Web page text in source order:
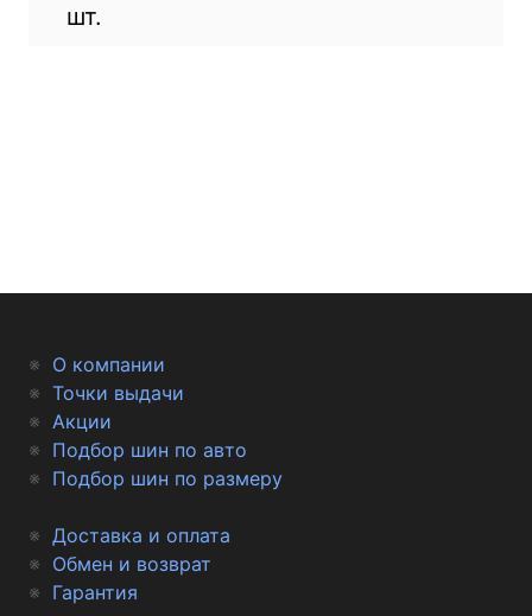
шт.
О компании
Точки выдачи
Акции
Подбор шин по авто
Подбор шин по размеру
Доставка и оплата
Обмен и возврат
Гарантия